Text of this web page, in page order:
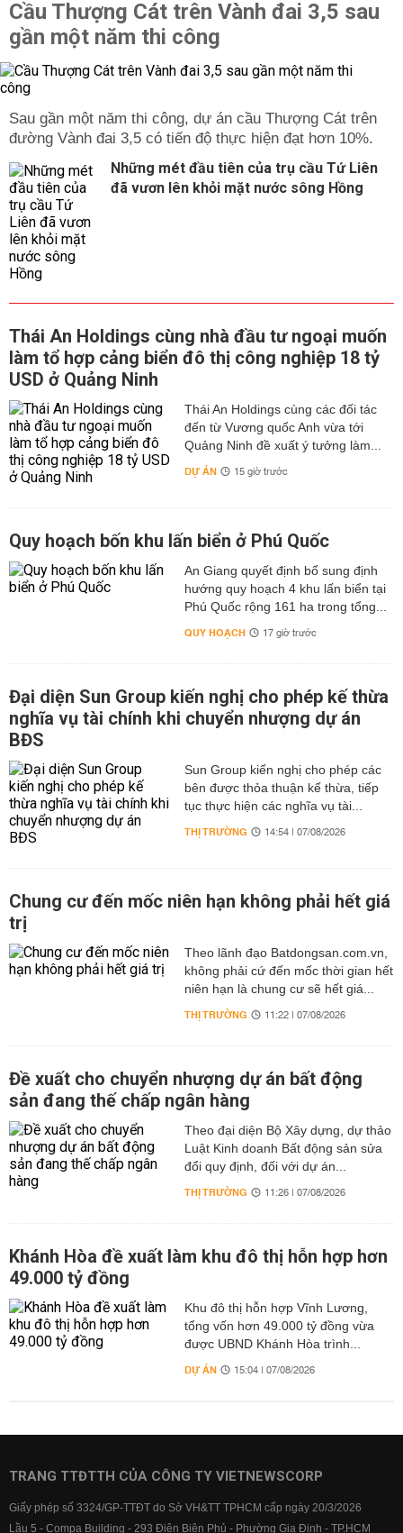
Cầu Thượng Cát trên Vành đai 3,5 sau
gần một năm thi công
Sau gần một năm thi công, dự án cầu Thượng Cát trên
đường Vành đai 3,5 có tiến độ thực hiện đạt hơn 10%.
Những mét đầu tiên của trụ cầu Tứ Liên
đã vươn lên khỏi mặt nước sông Hồng
Thái An Holdings cùng nhà đầu tư ngoại muốn
làm tổ hợp cảng biển đô thị công nghiệp 18 tỷ
USD ở Quảng Ninh
Thái An Holdings cùng các đối tác
đến từ Vương quốc Anh vừa tới
Quảng Ninh đề xuất ý tưởng làm...
DỰ ÁN 15 giờ trước
Quy hoạch bốn khu lấn biển ở Phú Quốc
An Giang quyết định bổ sung định
hướng quy hoạch 4 khu lấn biển tại
Phú Quốc rộng 161 ha trong tổng...
QUY HOẠCH 17 giờ trước
Đại diện Sun Group kiến nghị cho phép kế thừa
nghĩa vụ tài chính khi chuyển nhượng dự án
BĐS
Sun Group kiến nghị cho phép các
bên được thỏa thuận kế thừa, tiếp
tục thực hiện các nghĩa vụ tài...
THỊ TRƯỜNG 14:54 | 07/08/2026
Chung cư đến mốc niên hạn không phải hết giá
trị
Theo lãnh đạo Batdongsan.com.vn,
không phải cứ đến mốc thời gian hết
niên hạn là chung cư sẽ hết giá...
THỊ TRƯỜNG 11:22 | 07/08/2026
Đề xuất cho chuyển nhượng dự án bất động
sản đang thế chấp ngân hàng
Theo đại diện Bộ Xây dựng, dự thảo
Luật Kinh doanh Bất động sản sửa
đổi quy định, đối với dự án...
THỊ TRƯỜNG 11:26 | 07/08/2026
Khánh Hòa đề xuất làm khu đô thị hỗn hợp hơn
49.000 tỷ đồng
Khu đô thị hỗn hợp Vĩnh Lương,
tổng vốn hơn 49.000 tỷ đồng vừa
được UBND Khánh Hòa trình...
DỰ ÁN 15:04 | 07/08/2026
TRANG TTĐTTH CỦA CÔNG TY VIETNEWSCORP
Giấy phép số 3324/GP-TTĐT do Sở VH&TT TPHCM cấp ngày 20/3/2026
Lầu 5 - Compa Building - 293 Điện Biên Phủ - Phường Gia Định - TP.HCM